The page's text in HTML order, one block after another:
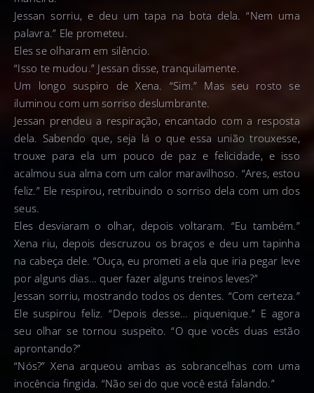
Jessan sorriu, e deu um tapa na bota dela. “Nem uma
palavra.” Ele prometeu.
Eles se olharam em silêncio.
“Isso te mudou.” Jessan disse, tranquilamente.
Um longo suspiro de Xena. “Sim.” Mas seu rosto se
iluminou com um sorriso deslumbrante.
Jessan prendeu a respiração, encantado com a resposta
dela. Sabendo que, seja lá o que essa união trouxesse,
trouxe para ela um pouco de paz e felicidade, e isso
acalmou sua alma com um calor maravilhoso. “Ares, estou
feliz.” Ele respirou, retribuindo o sorriso dela com um dos
seus.
Eles desviaram o olhar, depois voltaram. “Eu também.”
Xena riu, depois descruzou os braços e deu um tapinha
na cabeça dele. “Ouça, eu prometi a ela que iria pegar leve
por alguns dias… quer fazer alguns treinos leves?”
Jessan sorriu, mostrando todos os dentes. “Com certeza.”
Ele suspirou feliz. “Depois desse… piquenique.” E agora
seu olhar se tornou suspeito. “O que vocês duas estão
aprontando?”
“Nós?” Xena arqueou ambas as sobrancelhas com uma
inocência fingida. “Não sei do que você está falando.”